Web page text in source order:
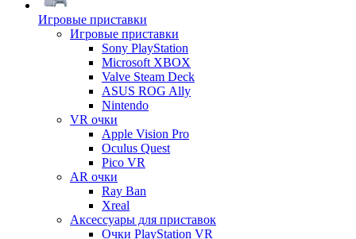
Игровые приставки
Игровые приставки
Sony PlayStation
Microsoft XBOX
Valve Steam Deck
ASUS ROG Ally
Nintendo
VR очки
Apple Vision Pro
Oculus Quest
Pico VR
AR очки
Ray Ban
Xreal
Аксессуары для приставок
Очки PlayStation VR